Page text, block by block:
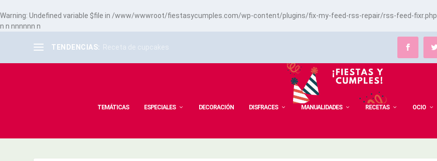
Warning: Undefined variable $file in /www/wwwroot/fiestasycumples.com/wp-content/plugins/fix-my-feed-rss-repair/rss-feed-fixr.php
n n nnnnnn n
TENDENCIAS: Receta de cupcakes
TEMÁTICAS ESPECIALES DECORACIÓN DISFRACES MANUALIDADES RECETAS OCIO